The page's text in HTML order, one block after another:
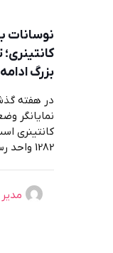
نوسانات
بزرگ
نمایانگر
1282 واحد رسید. این شاخص نسبت
مدیر